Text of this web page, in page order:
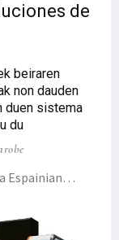
de
beiraren
non dauden
duen sistema
du
Espainian
hau beira
makina